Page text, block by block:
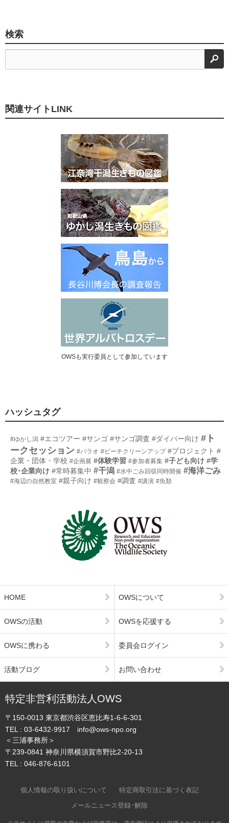
検索
検
関連サイトLINK
OWSも実行委員として参加しています
ハッシュタグ
#ゆかし潟 #エコツアー #サンゴ #サンゴ調査 #ダイバー向け #ト
ークセッション #パラオ #ビーチクリーンアップ #プロジェクト #
企業・団体・学校 #企画展 #体験学習 #参加者募集 #子ども向け #学
校･企業向け #常時募集中 #干潟 #水中ごみ回収同時開催 #海洋ごみ
#海辺の自然教室 #親子向け #観察会 #調査 #講演 #魚類
HOME
OWSの活動
OWSに携わる
活動ブログ
OWSについて
OWSを応援する
委員会ログイン
お問い合わせ
特定非営利活動法人OWS
〒150-0013 東京都渋谷区恵比寿1-6-6-301
TEL : 03-6432-9917
info@ows-npo.org
＜三浦事務所＞
〒239-0841 神奈川県横須賀市野比2-20-13
TEL : 046-876-6101
個人情報の取り扱いについて
特定商取引法に基づく表記
メールニュース登録･解除